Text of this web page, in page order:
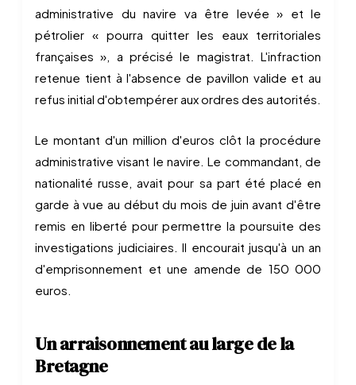
administrative du navire va être levée » et le
pétrolier « pourra quitter les eaux territoriales
françaises », a précisé le magistrat. L'infraction
retenue tient à l'absence de pavillon valide et au
refus initial d'obtempérer aux ordres des autorités.
Le montant d'un million d'euros clôt la procédure
administrative visant le navire. Le commandant, de
nationalité russe, avait pour sa part été placé en
garde à vue au début du mois de juin avant d'être
remis en liberté pour permettre la poursuite des
investigations judiciaires. Il encourait jusqu'à un an
d'emprisonnement et une amende de 150 000
euros.
Un arraisonnement au large de la
Bretagne